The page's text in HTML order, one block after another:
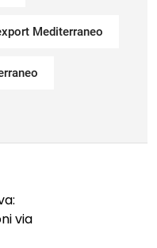
Mediterraneo
via